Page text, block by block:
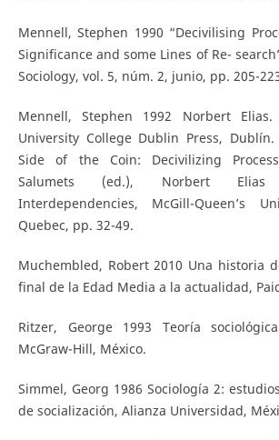
Mennell, Stephen 1990 “Decivilising
Significance and some Lines of Re-
Sociology, vol. 5, núm. 2, junio, pp. 205-
Mennell, Stephen 1992 Norbert
University College Dublin Press,
Side of the Coin: Decivilizing
Salumets (ed.), Norbert
Interdependencies, McGill-Queen’s
Quebec, pp. 32-49.
Muchembled, Robert 2010 Una historia
final de la Edad Media a la actualidad,
Ritzer, George 1993 Teoría
McGraw-Hill, México.
Simmel, Georg 1986 Sociología 2:
de socialización, Alianza Universidad,